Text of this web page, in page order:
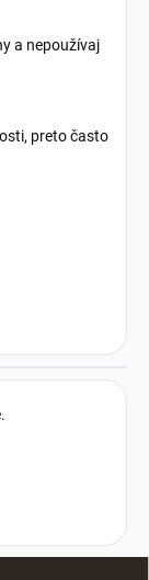
a nepoužívaj
preto často